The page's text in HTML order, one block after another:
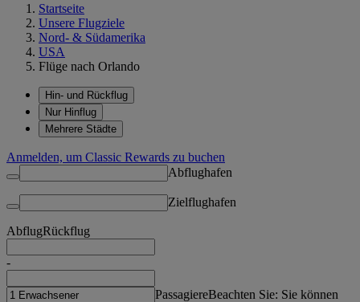
Startseite
Unsere Flugziele
Nord- & Südamerika
USA
Flüge nach Orlando
Hin- und Rückflug
Nur Hinflug
Mehrere Städte
Anmelden, um Classic Rewards zu buchen
Abflughafen
Zielflughafen
AbflugRückflug
-
PassagiereBeachten Sie: Sie können